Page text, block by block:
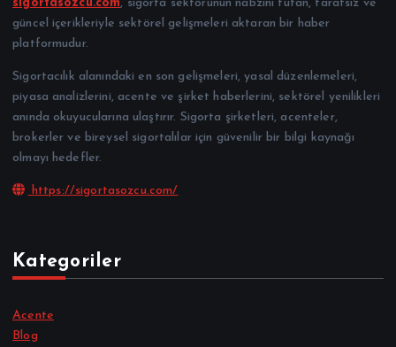
sigortasozcu.com, sigorta sektörünün nabzını tutan, tarafsız ve
güncel içerikleriyle sektörel gelişmeleri aktaran bir haber
platformudur.
Sigortacılık alanındaki en son gelişmeleri, yasal düzenlemeleri,
piyasa analizlerini, acente ve şirket haberlerini, sektörel yenilikleri
anında okuyucularına ulaştırır. Sigorta şirketleri, acenteler,
brokerler ve bireysel sigortalılar için güvenilir bir bilgi kaynağı
olmayı hedefler.
https://sigortasozcu.com/
Kategoriler
Acente
Blog